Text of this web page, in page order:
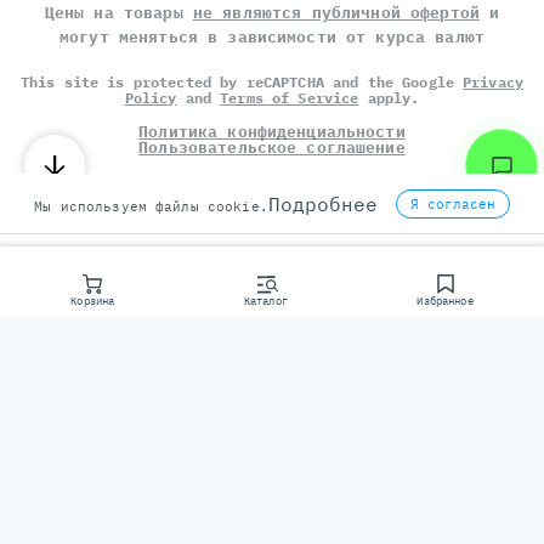
Корзина Каталог Избранное
Цены на товары не являются публичной офертой и
могут меняться в зависимости от курса валют
This site is protected by reCAPTCHA and the Google Privacy
Policy andTerms of Service apply.
Политика конфиденциальности
Пользовательское соглашение
©СЕРВЕР МОЛЛ, 2014-2026
Мы используем файлы cookie. Подробнее Я согласен